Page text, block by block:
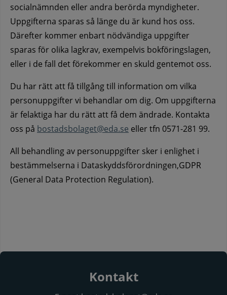
socialnämnden eller andra berörda myndigheter.
Uppgifterna sparas så länge du är kund hos oss.
Därefter kommer enbart nödvändiga uppgifter
sparas för olika lagkrav, exempelvis bokföringslagen,
eller i de fall det förekommer en skuld gentemot oss.
Du har rätt att få tillgång till information om vilka
personuppgifter vi behandlar om dig. Om uppgifterna
är felaktiga har du rätt att få dem ändrade. Kontakta
oss på bostadsbolaget@eda.se eller tfn 0571-281 99.
All behandling av personuppgifter sker i enlighet i
bestämmelserna i Dataskyddsförordningen,GDPR
(General Data Protection Regulation).
Kontakt